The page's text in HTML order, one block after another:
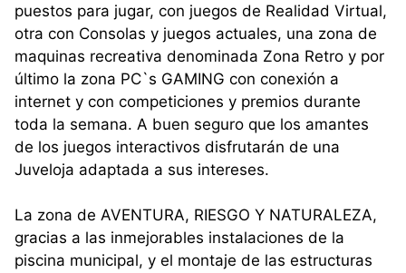
puestos para jugar, con juegos de Realidad Virtual,
otra con Consolas y juegos actuales, una zona de
maquinas recreativa denominada Zona Retro y por
último la zona PC`s GAMING con conexión a
internet y con competiciones y premios durante
toda la semana. A buen seguro que los amantes
de los juegos interactivos disfrutarán de una
Juveloja adaptada a sus intereses.
La zona de AVENTURA, RIESGO Y NATURALEZA,
gracias a las inmejorables instalaciones de la
piscina municipal, y el montaje de las estructuras